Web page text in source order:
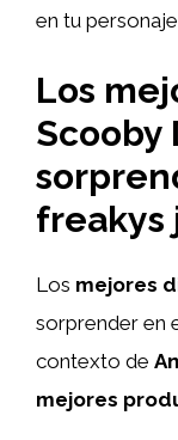
en tu
Los
Scooby
freakys
Los mejores
sorprender en
contexto de
mejores